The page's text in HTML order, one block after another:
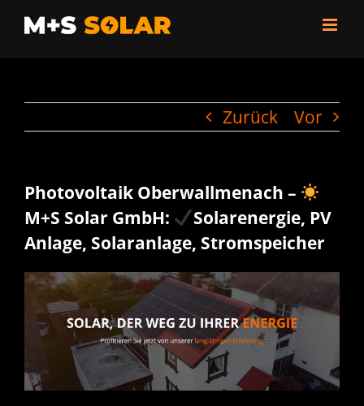
Zum
Inhalt
Zurück Vor
Photovoltaik Oberwallmenach –
M+S Solar GmbH:
Solarenergie, PV
Anlage, Solaranlage, Stromspeicher